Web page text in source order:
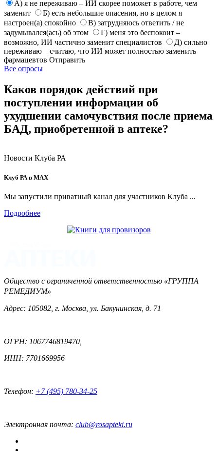
А) я не переживаю – ИИ скорее поможет в работе, чем
заменит
Б) есть небольшие опасения, но в целом я
настроен(а) спокойно
В) затрудняюсь ответить / не
задумывался(ась) об этом
Г) меня это беспокоит –
возможно, ИИ частично заменит специалистов
Д) сильно
переживаю – считаю, что ИИ может полностью заменить
фармацевтов Отправить
Все опросы
Каков порядок действий при
поступлении информации об
ухудшении самочувствия после приема
БАД, приобретенной в аптеке?
Новости Клуба РА
Клуб РА в MAX
Мы запустили приватный канал для участников Клуба ...
Подробнее
Общество с ограниченной ответственностью «ГРУППА
РЕМЕДИУМ»
Адрес: 105082, г. Москва, ул. Бакунинская, д. 71
ОГРН: 1067746819470,
ИНН: 7701669956
Телефон: +7 (495) 780-34-25
Электронная почта: club@rosapteki.ru